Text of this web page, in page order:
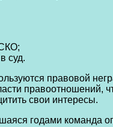
суд.
правовой
свои интересы.
годами